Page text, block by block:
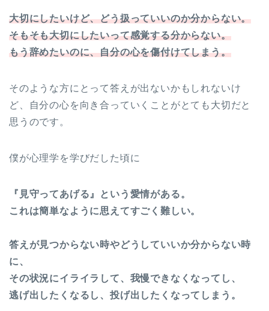
大切にしたいけど、どう扱っていいのか分からない。
そもそも大切にしたいって感覚する分からない。
もう辞めたいのに、自分の心を傷付けてしまう。
そのような方にとって答えが出ないかもしれないけ
ど、自分の心を向き合っていくことがとても大切だと
思うのです。
僕が心理学を学びだした頃に
『見守ってあげる』という愛情がある。
これは簡単なように思えてすごく難しい。
答えが見つからない時やどうしていいか分からない時
に、
その状況にイライラして、我慢できなくなってし、
逃げ出したくなるし、投げ出したくなってしまう。